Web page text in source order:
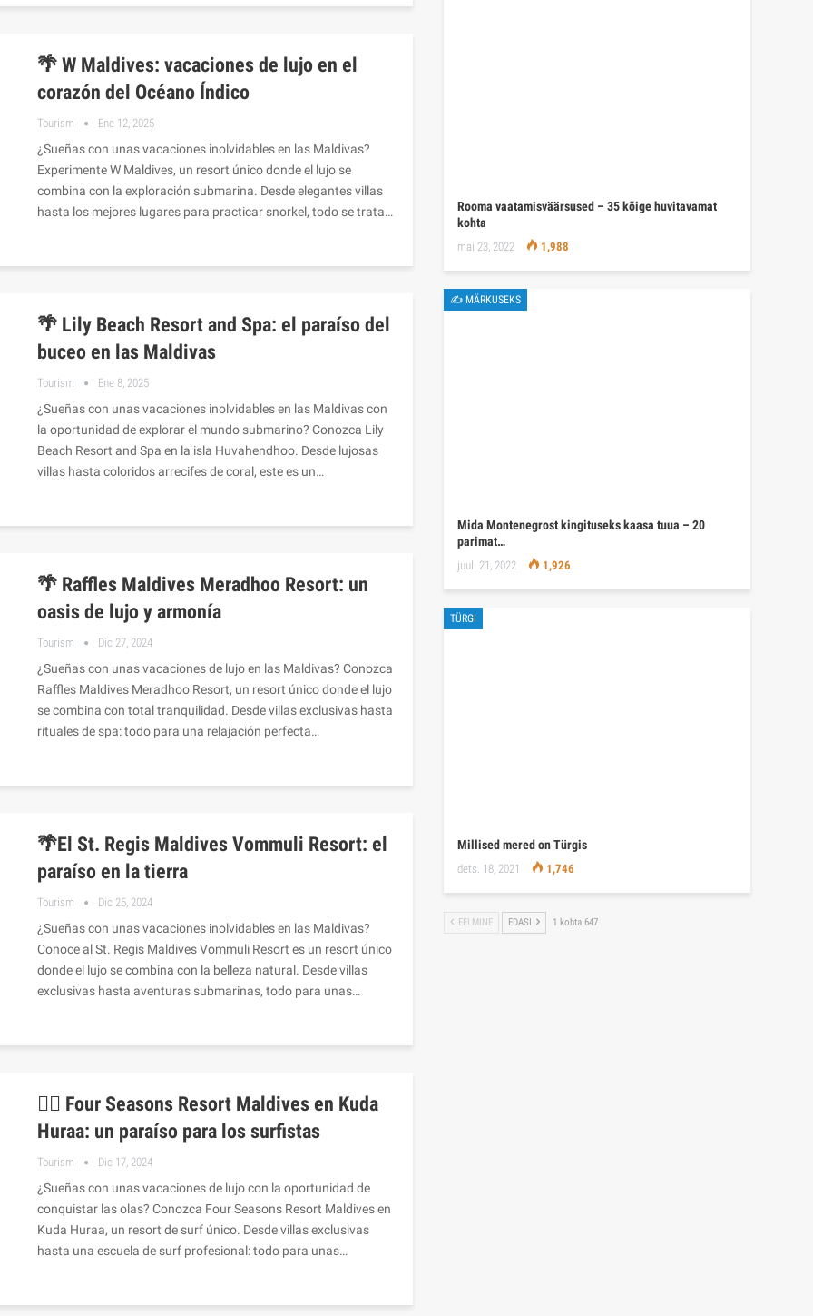
🌴 W Maldives: vacaciones de lujo en el
corazón del Océano Índico
Tourism Ene 12, 2025
¿Sueñas con unas vacaciones inolvidables en las Maldivas?
Experimente W Maldives, un resort único donde el lujo se
combina con la exploración submarina. Desde elegantes villas
hasta los mejores lugares para practicar snorkel, todo se trata…
🌴 Lily Beach Resort and Spa: el paraíso del
buceo en las Maldivas
Tourism Ene 8, 2025
¿Sueñas con unas vacaciones inolvidables en las Maldivas con
la oportunidad de explorar el mundo submarino? Conozca Lily
Beach Resort and Spa en la isla Huvahendhoo. Desde lujosas
villas hasta coloridos arrecifes de coral, este es un…
🌴 Raffles Maldives Meradhoo Resort: un
oasis de lujo y armonía
Tourism Dic 27, 2024
¿Sueñas con unas vacaciones de lujo en las Maldivas? Conozca
Raffles Maldives Meradhoo Resort, un resort único donde el lujo
se combina con total tranquilidad. Desde villas exclusivas hasta
rituales de spa: todo para una relajación perfecta…
🌴El St. Regis Maldives Vommuli Resort: el
paraíso en la tierra
Tourism Dic 25, 2024
¿Sueñas con unas vacaciones inolvidables en las Maldivas?
Conoce al St. Regis Maldives Vommuli Resort es un resort único
donde el lujo se combina con la belleza natural. Desde villas
exclusivas hasta aventuras submarinas, todo para unas…
🏄‍♂️ Four Seasons Resort Maldives en Kuda
Huraa: un paraíso para los surfistas
Tourism Dic 17, 2024
¿Sueñas con unas vacaciones de lujo con la oportunidad de
conquistar las olas? Conozca Four Seasons Resort Maldives en
Kuda Huraa, un resort de surf único. Desde villas exclusivas
hasta una escuela de surf profesional: todo para unas…
Rooma vaatamisväärsused – 35 kõige huvitavamat
kohta
mai 23, 2022 1,988
✍ MÄRKUSEKS
Mida Montenegrost kingituseks kaasa tuua – 20
parimat…
juuli 21, 2022 1,926
TÜRGI
Millised mered on Türgis
dets. 18, 2021 1,746
EELMINE EDASI 1 kohta 647